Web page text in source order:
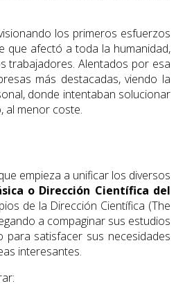
los primeros es­fuerzos
que afectó a toda la humanidad,
trabaja­dores. Alentados por esa
más destacadas, viendo la
donde intentaban solucionar
al menor coste.
empieza a unificar los diversos
o Dirección Científica del
de la Dirección Científica (The
a compaginar sus estudios
satisfacer sus necesidades
interesantes.